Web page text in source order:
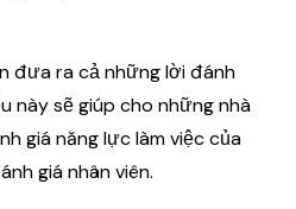
đưa ra cả những lời đánh
này sẽ giúp cho những nhà
giá năng lực làm việc của
giá nhân viên.